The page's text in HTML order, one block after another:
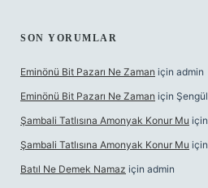
SON YORUMLAR
Eminönü Bit Pazarı Ne Zaman için admin
Eminönü Bit Pazarı Ne Zaman için Şengül
Şambali Tatlısına Amonyak Konur Mu için
Şambali Tatlısına Amonyak Konur Mu için
Batıl Ne Demek Namaz için admin